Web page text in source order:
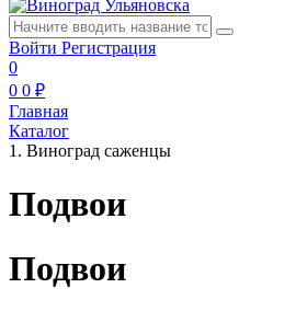
Войти Регистрация
0
0 0 ₽
Главная
Каталог
1. Виноград саженцы
Подвои
Подвои